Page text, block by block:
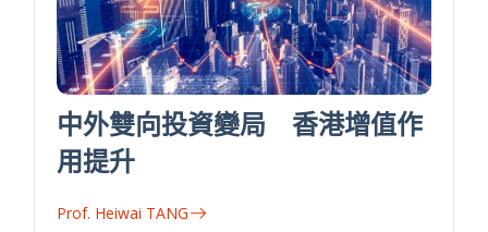
中外雙向投資變局 香港增值作
用提升
Prof. Heiwai TANG